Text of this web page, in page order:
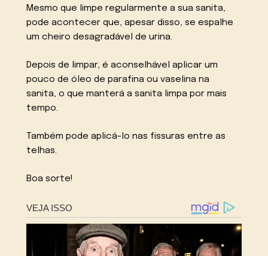
Mesmo que limpe regularmente a sua sanita,
pode acontecer que, apesar disso, se espalhe
um cheiro desagradável de urina.
Depois de limpar, é aconselhável aplicar um
pouco de óleo de parafina ou vaselina na
sanita, o que manterá a sanita limpa por mais
tempo.
Também pode aplicá-lo nas fissuras entre as
telhas.
Boa sorte!